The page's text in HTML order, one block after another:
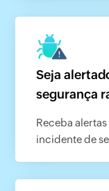
Seja
segurança
Receba
incidente de